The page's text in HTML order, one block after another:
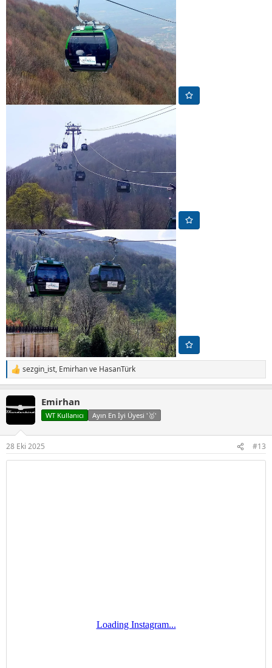
T
e
i
:
sezgin_ist, Emirhanve HasanTürk
Emirhan
WT Kullanıcı Ayın En İyi Üyesi '🥇'
28 Eki 2025 #13